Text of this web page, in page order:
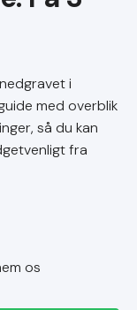
i
med overblik
så du kan
fra
os